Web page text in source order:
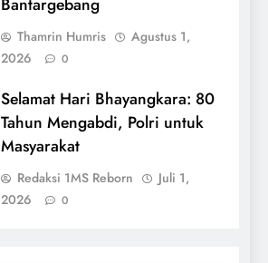
Thamrin Humris
Agustus 1,
2026
0
Selamat Hari Bhayangkara: 80
Tahun Mengabdi, Polri untuk
Masyarakat
Redaksi 1MS Reborn
Juli 1,
2026
0